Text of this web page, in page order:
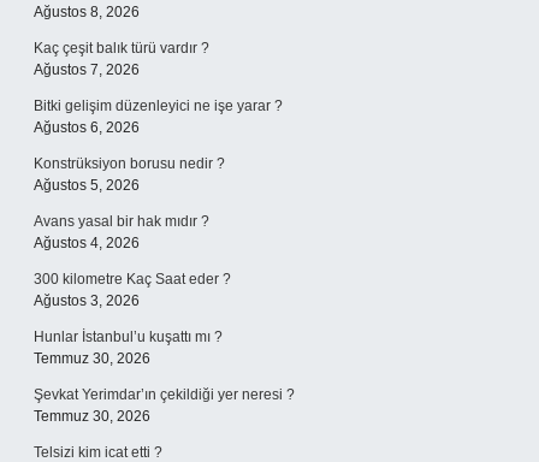
Ağustos 8, 2026
Kaç çeşit balık türü vardır ?
Ağustos 7, 2026
Bitki gelişim düzenleyici ne işe yarar ?
Ağustos 6, 2026
Konstrüksiyon borusu nedir ?
Ağustos 5, 2026
Avans yasal bir hak mıdır ?
Ağustos 4, 2026
300 kilometre Kaç Saat eder ?
Ağustos 3, 2026
Hunlar İstanbul’u kuşattı mı ?
Temmuz 30, 2026
Şevkat Yerimdar’ın çekildiği yer neresi ?
Temmuz 30, 2026
Telsizi kim icat etti ?